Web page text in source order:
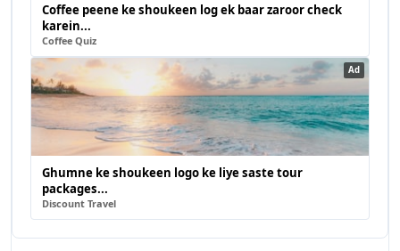
Coffee peene ke shoukeen log ek baar zaroor check
karein...
Coffee Quiz
Ad
Ghumne ke shoukeen logo ke liye saste tour
packages...
Discount Travel